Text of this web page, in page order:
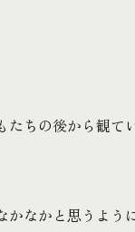
たちの後から観
かなかと思うよう